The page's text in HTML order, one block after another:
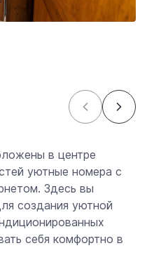
в центре
уютные номера с
Здесь вы
создания уютной
себя комфортно в